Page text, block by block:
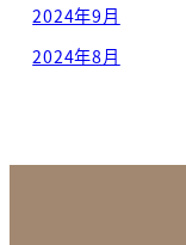
2024年9月
2024年8月